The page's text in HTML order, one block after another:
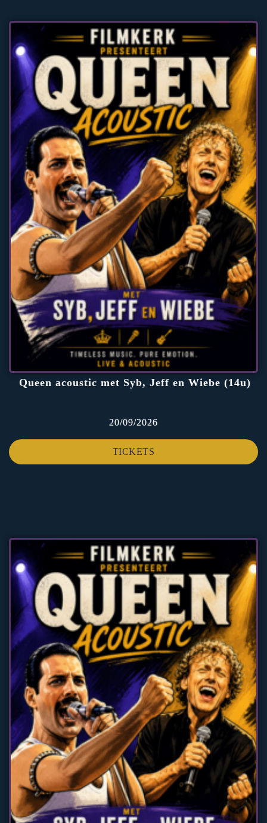
Queen acoustic met Syb, Jeff en Wiebe (14u)
20/09/2026
TICKETS